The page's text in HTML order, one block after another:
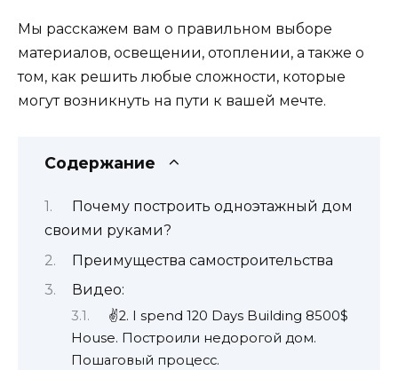
Мы расскажем вам о правильном выборе
материалов, освещении, отоплении, а также о
том, как решить любые сложности, которые
могут возникнуть на пути к вашей мечте.
Содержание
Почему построить одноэтажный дом
своими руками?
Преимущества самостроительства
Видео:
✌2. I spend 120 Days Building 8500$
House. Построили недорогой дом.
Пошаговый процесс.